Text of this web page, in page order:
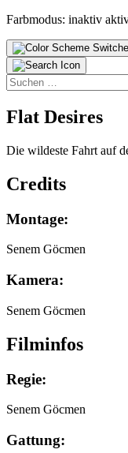
Farbmodus: inaktiv
Suchen
nach:
Flat Desi­res
Die wildeste Fahrt auf
Credits
Montage:
Senem Göcmen
Kamera:
Senem Göcmen
Filminfos
Regie:
Senem Göcmen
Gattung: